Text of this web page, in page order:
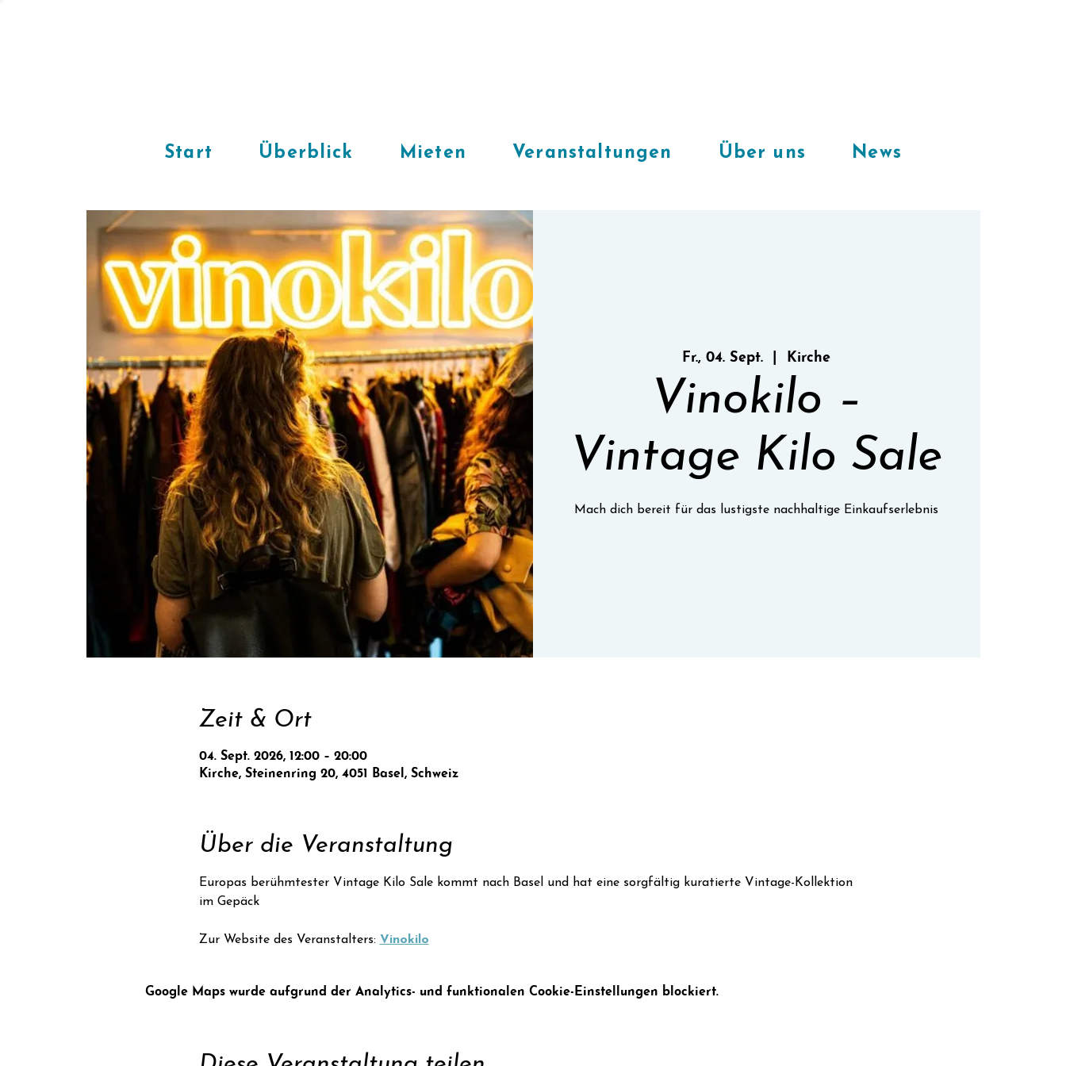
Start Überblick Mieten Veranstaltungen Über uns News
Fr., 04. Sept. Kirche
Vinokilo –
Vintage Kilo Sale
Mach dich bereit für das lustigste nachhaltige Einkaufserlebnis
Zeit & Ort
04. Sept. 2026, 12:00 – 20:00
Kirche, Steinenring 20, 4051 Basel, Schweiz
Über die Veranstaltung
Europas berühmtester Vintage Kilo Sale kommt nach Basel und hat eine sorgfältig kuratierte Vintage-Kollektion
im Gepäck
Zur Website des Veranstalters: Vinokilo
Google Maps wurde aufgrund der Analytics- und funktionalen Cookie-Einstellungen blockiert.